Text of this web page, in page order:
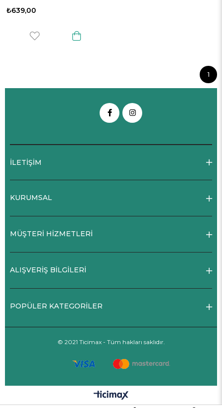
₺639,00
1
İLETİŞİM
KURUMSAL
MÜŞTERİ HİZMETLERİ
ALIŞVERİŞ BİLGİLERİ
POPÜLER KATEGORİLER
© 2021 Ticimax - Tüm hakları saklıdır.